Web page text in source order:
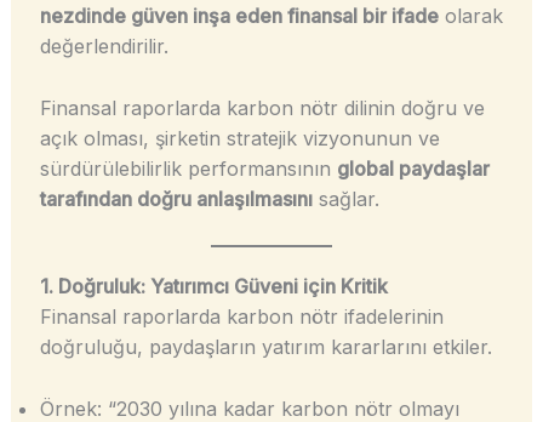
nezdinde güven inşa eden finansal bir ifadeolarak
değerlendirilir.
Finansal raporlarda karbon nötr dilinin doğru ve
açık olması, şirketin stratejik vizyonunun ve
sürdürülebilirlik performansının global paydaşlar
tarafından doğru anlaşılmasınısağlar.
1. Doğruluk: Yatırımcı Güveni için Kritik
Finansal raporlarda karbon nötr ifadelerinin
doğruluğu, paydaşların yatırım kararlarını etkiler.
Örnek: “2030 yılına kadar karbon nötr olmayı